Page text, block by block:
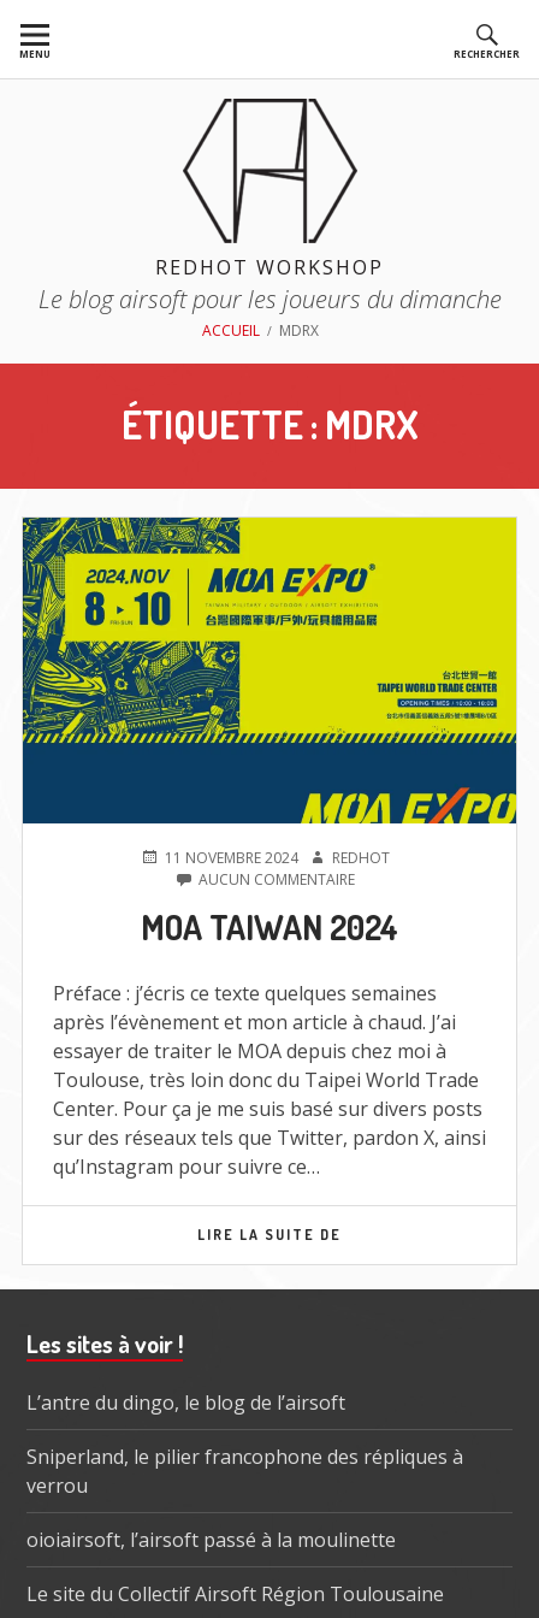
auMENU RECHERCHER
REDHOT WORKSHOP
Le blog airsoft pour les joueurs du dimanche
ACCUEIL MDRX
ÉTIQUETTE : MDRX
PUBLIÉ11 NOVEMBRE 2024 AUTEUR
REDHOT
AUCUN COMMENTAIRESUR
TAIWAN
2024
MOA TAIWAN 2024
Préface : j’écris ce texte quelques semaines
après l’évènement et mon article à chaud. J’ai
essayer de traiter le MOA depuis chez moi à
Toulouse, très loin donc du Taipei World Trade
Center. Pour ça je me suis basé sur divers posts
sur des réseaux tels que Twitter, pardon X, ainsi
qu’Instagram pour suivre ce…
LIRE LA SUITE DE
Barre
subsidiaire
Les sites à voir !
L’antre du dingo, le blog de l’airsoft
Sniperland, le pilier francophone des répliques à
verrou
oioiairsoft, l’airsoft passé à la moulinette
Le site du Collectif Airsoft Région Toulousaine